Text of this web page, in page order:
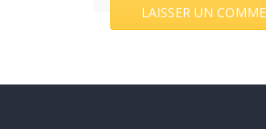
LAISSER UN